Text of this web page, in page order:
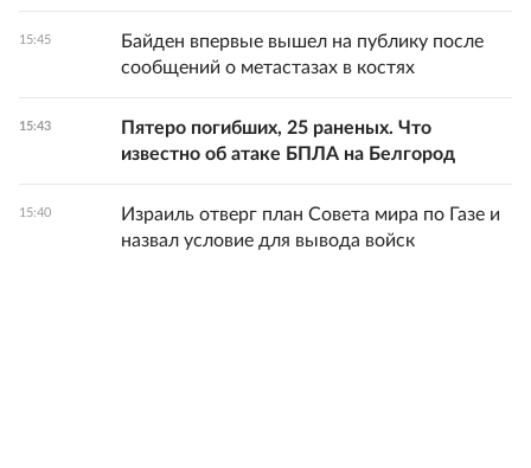
15:45
Байден впервые вышел на публику после
сообщений о метастазах в костях
15:43
Пятеро погибших, 25 раненых. Что
известно об атаке БПЛА на Белгород
15:40
Израиль отверг план Совета мира по Газе и
назвал условие для вывода войск